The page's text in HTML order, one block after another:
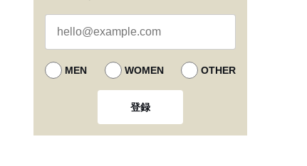
MEN WOMEN OTHER
登録